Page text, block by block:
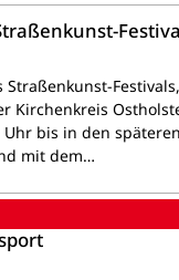
Kirchenkreis
Uhr bis in den
mit dem…